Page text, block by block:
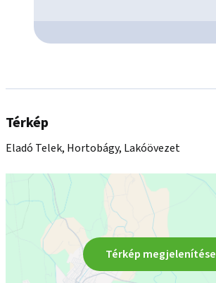
Térkép
Eladó Telek, Hortobágy, Lakóövezet
Térkép megjelenítése